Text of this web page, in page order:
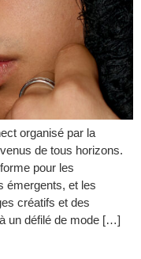
organisé par la
de tous horizons.
pour les
émergents, et les
créatifs et des
un défilé de mode […]